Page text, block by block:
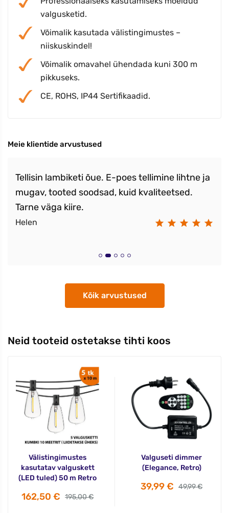
valgusketid.
Võimalik kasutada välistingimustes –
niiskuskindel!
Võimalik omavahel ühendada kuni 300 m
pikkuseks.
CE, ROHS, IP44 Sertifikaadid.
Meie klientide arvustused
Tellisin lambiketi õue. E-poes tellimine lihtne ja
mugav, tooted soodsad, kuid kvaliteetsed.
Tarne väga kiire.
Helen
Kõik arvustused
Neid tooteid ostetakse tihti koos
Välistingimustes
kasutatav valguskett
(LED tuled) 50 m Retro
162,50 € 195,00 €
Valguseti dimmer
(Elegance, Retro)
39,99 € 49,99 €